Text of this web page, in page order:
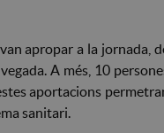
apropar a la jornada,
A més, 10
aportacions
sanitari.